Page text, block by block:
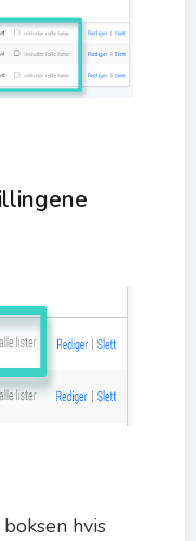
hvis